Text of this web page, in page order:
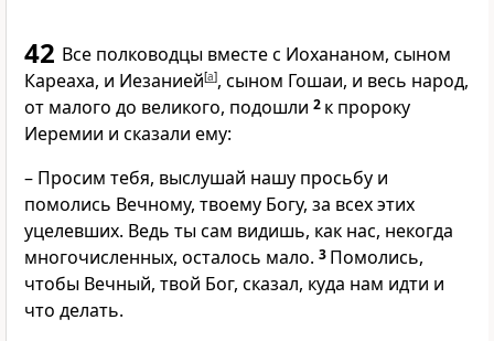
42 Все полководцы вместе с Иохананом, сыном
Кареаха, и Иезанией[a], сыном Гошаи, и весь народ,
от малого до великого, подошли 2 к пророку
Иеремии и сказали ему:
– Просим тебя, выслушай нашу просьбу и
помолись Вечному, твоему Богу, за всех этих
уцелевших. Ведь ты сам видишь, как нас, некогда
многочисленных, осталось мало. 3 Помолись,
чтобы Вечный, твой Бог, сказал, куда нам идти и
что делать.